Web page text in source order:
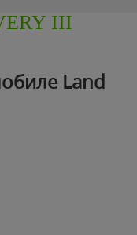
III
Land